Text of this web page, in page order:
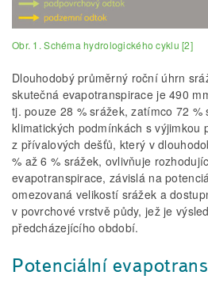
Obr. 1. Schéma hydrologického cyklu [2]
Dlouhodobý průměrný roční úhrn
skutečná evapotranspirace je 490
tj. pouze 28 % srážek, zatímco 72 %
klimatických podmínkách s výjimkou
z přívalových dešťů, který v
% až 6 % srážek, ovlivňuje
evapotranspirace, závislá na
omezovaná velikostí srážek a
v povrchové vrstvě půdy, jež je
předcházejícího období.
Potenciální